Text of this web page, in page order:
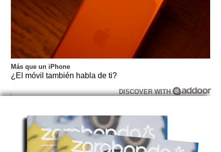
Más que un iPhone
¿El móvil también habla de ti?
DISCOVER WITH